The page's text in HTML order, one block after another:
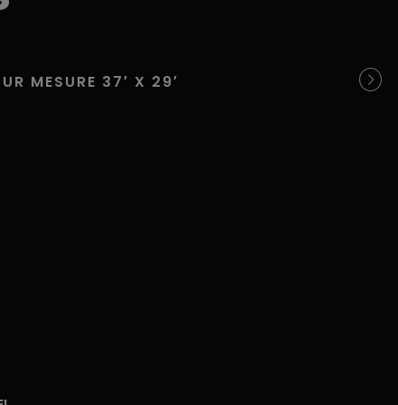
MESURE 37′ X 29′